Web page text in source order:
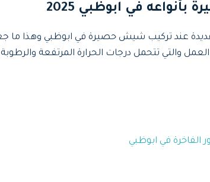
في ابوظبي 2025
عند تركيب شيش حصيرة في ابوظبي وهذا ما
والتي تتحمل درجات الحرارة المرتفعة